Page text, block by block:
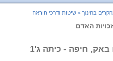
בחינוך > שיטות ודרכי הוראה
האדם
באק, חיפה - כיתה ג'1